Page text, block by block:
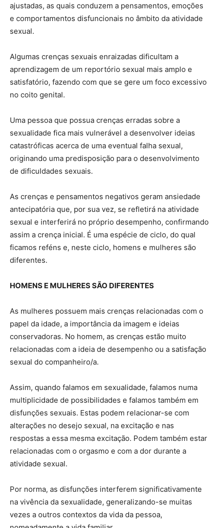
ajustadas, as quais conduzem a pensamentos, emoções
e comportamentos disfuncionais no âmbito da atividade
sexual.
Algumas crenças sexuais enraizadas dificultam a
aprendizagem de um reportório sexual mais amplo e
satisfatório, fazendo com que se gere um foco excessivo
no coito genital.
Uma pessoa que possua crenças erradas sobre a
sexualidade fica mais vulnerável a desenvolver ideias
catastróficas acerca de uma eventual falha sexual,
originando uma predisposição para o desenvolvimento
de dificuldades sexuais.
As crenças e pensamentos negativos geram ansiedade
antecipatória que, por sua vez, se refletirá na atividade
sexual e interferirá no próprio desempenho, confirmando
assim a crença inicial. É uma espécie de ciclo, do qual
ficamos reféns e, neste ciclo, homens e mulheres são
diferentes.
HOMENS E MULHERES SÃO DIFERENTES
As mulheres possuem mais crenças relacionadas com o
papel da idade, a importância da imagem e ideias
conservadoras. No homem, as crenças estão muito
relacionadas com a ideia de desempenho ou a satisfação
sexual do companheiro/a.
Assim, quando falamos em sexualidade, falamos numa
multiplicidade de possibilidades e falamos também em
disfunções sexuais. Estas podem relacionar-se com
alterações no desejo sexual, na excitação e nas
respostas a essa mesma excitação. Podem também estar
relacionadas com o orgasmo e com a dor durante a
atividade sexual.
Por norma, as disfunções interferem significativamente
na vivência da sexualidade, generalizando-se muitas
vezes a outros contextos da vida da pessoa,